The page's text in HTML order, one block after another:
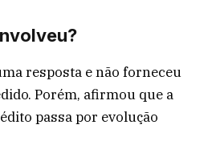
resposta e não forneceu
Porém, afirmou que a
passa por evolução